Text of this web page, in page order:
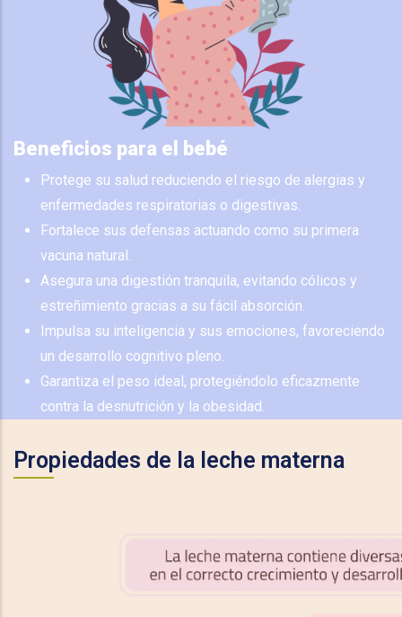
Beneficios para el bebé
Protege su salud reduciendo el riesgo de alergias y
enfermedades respiratorias o digestivas.
Fortalece sus defensas actuando como su primera
vacuna natural.
Asegura una digestión tranquila, evitando cólicos y
estreñimiento gracias a su fácil absorción.
Impulsa su inteligencia y sus emociones, favoreciendo
un desarrollo cognitivo pleno.
Garantiza el peso ideal, protegiéndolo eficazmente
contra la desnutrición y la obesidad.
Propiedades de la leche materna